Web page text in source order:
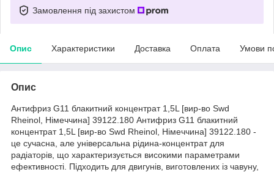
Замовлення під захистом
Опис Характеристики Доставка Оплата Умови
Опис
Антифриз G11 блакитний концентрат 1,5L [вир-во Swd
Rheinol, Німеччина] 39122.180 Антифриз G11 блакитний
концентрат 1,5L [вир-во Swd Rheinol, Німеччина] 39122.180 -
це сучасна, але універсальна рідина-концентрат для
радіаторів, що характеризується високими параметрами
ефективності. Підходить для двигунів, виготовлених із чавуну,